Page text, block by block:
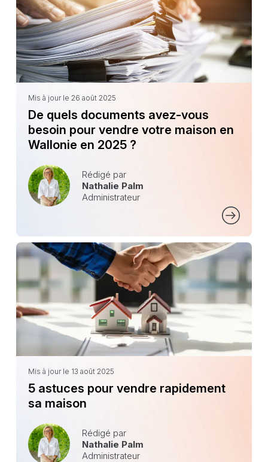
Mis à jour le 26 août 2025
De quels documents avez-vous
besoin pour vendre votre maison en
Wallonie en 2025 ?
Rédigé par
Nathalie Palm
Administrateur
Mis à jour le 13 août 2025
5 astuces pour vendre rapidement
sa maison
Rédigé par
Nathalie Palm
Administrateur